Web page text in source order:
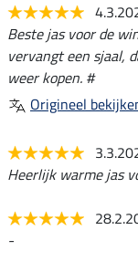
Beste jas voor de
vervangt een sjaal,
weer kopen. #
Origineel
Heerlijk warme jas
-